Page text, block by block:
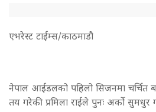
एभरेस्ट टाईम्स/काठमाडौ
नेपाल आईडलको पहिलो सिजनमा चर्चित
तय गरेकी प्रमिला राईले पुनः अर्को सुमधुर